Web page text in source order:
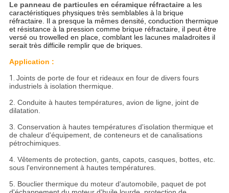
Le panneau de particules en céramique réfractaire a les
caractéristiques physiques très semblables àla brique
réfractaire. Il a presque la mêmes densité, conduction thermique
et résistance à la pression comme brique réfractaire, il peut être
versé ou trowelled en place, comblant les lacunes maladroites il
serait très difficile remplir que de briques.
Application :
1. Joints de porte de four et rideaux en four de divers fours
industriels à isolation thermique.
2. Conduite à hautes températures, avion de ligne, joint de
dilatation.
3. Conservation à hautes températures d'isolation thermique et
de chaleur d'équipement, de conteneurs et de canalisations
pétrochimiques.
4. Vêtements de protection, gants, capots, casques, bottes, etc.
sous l'environnement à hautes températures.
5. Bouclier thermique du moteur d'automobile, paquet de pot